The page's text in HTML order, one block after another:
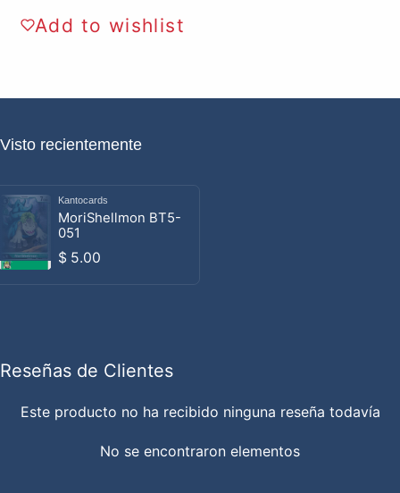
Add to wishlist
Visto recientemente
Proveedor:
Kantocards
MoriShellmon BT5-
051
Precio habitual
$ 5.00
Reseñas de Clientes
Este producto no ha recibido ninguna reseña todavía
No se encontraron elementos